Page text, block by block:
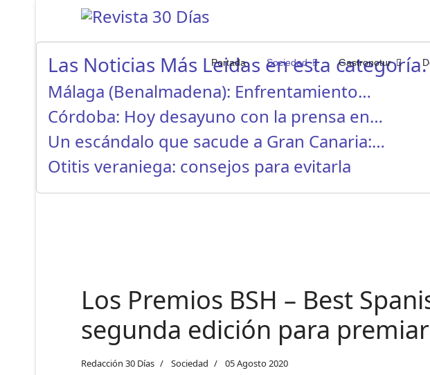
Portada Sociedad Gastronotur
Las Noticias Más Leidas en esta
Málaga (Benalmadena): Enfrentamiento…
Córdoba: Hoy desayuno con la prensa en…
Un escándalo que sacude a Gran Canaria:…
Otitis veraniega: consejos para evitarla
Los Premios BSH – Best
segunda edición para
Redacción 30 Días Sociedad 05 Agosto 2020